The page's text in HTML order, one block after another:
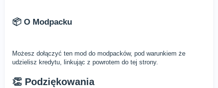
📦 O Modpacku
Możesz dołączyć ten mod do modpacków, pod warunkiem że
udzielisz kredytu, linkując z powrotem do tej strony.
👏 Podziękowania